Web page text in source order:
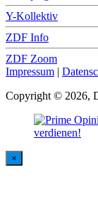
Y-Kollektiv
ZDF Info
ZDF Zoom
Impressum |
Copyright © 2026,
×